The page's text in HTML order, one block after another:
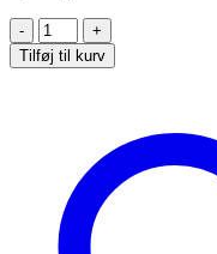
Papkrus
Meri
Meri
Tilføj til kurv